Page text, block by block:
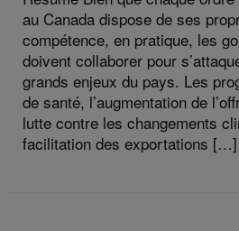
:
au Canada dispose de ses
compétence, en pratique, les
doivent collaborer pour
grands enjeux du pays. Les
de santé, l’augmentation de
lutte contre les changements
facilitation des exportations […]